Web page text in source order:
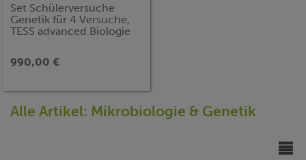
Set Schülerversuche
Genetik für 4 Versuche,
TESS advanced Biologie
990,00 €
Alle Artikel: Mikrobiologie & Genetik